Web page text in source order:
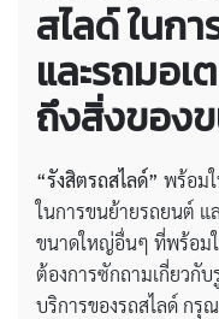
สไลด์ ในก
และรถมอเ
ถึงสิ่งของ
“รังสิตรถสไลด์” พร้อม
ในการขนย้ายรถยนต์ แ
ขนาดใหญ่อื่นๆ ที่พร้อม
ต้องการซักถามเกี่ยวกั
บริการของรถสไลด์ กรุ